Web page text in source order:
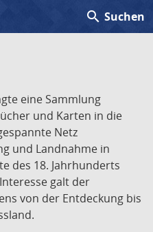
search Suchen
eine Sammlung
und Karten in die
Netz
und Landnahme in
des 18. Jahrhunderts
galt der
von der Entdeckung bis